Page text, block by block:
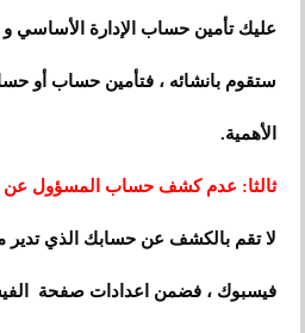
عليك تأمين حساب الإدارة الأساسي
ستقوم بانشائه ، فتأمين حساب أو
الأهمية.
ثالثا: عدم كشف حساب المسؤول عن
لا تقم بالكشف عن حسابك الذي تدير
فيسبوك ، فضمن اعدادات صفحة